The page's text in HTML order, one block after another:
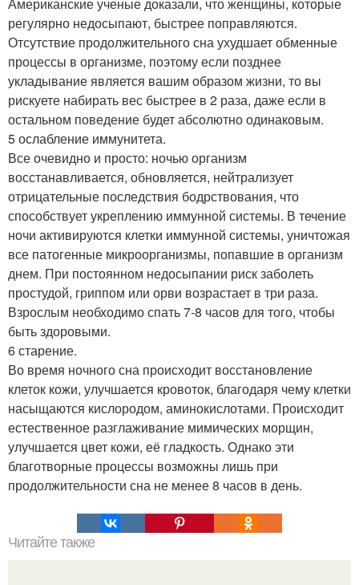
регулярно недосыпают, быстрее поправляются.
Отсутствие продолжительного сна ухудшает обменные
процессы в организме, поэтому если позднее
укладывание является вашим образом жизни, то вы
рискуете набирать вес быстрее в 2 раза, даже если в
остальном поведение будет абсолютно одинаковым.
5 ослабление иммунитета.
Все очевидно и просто: ночью организм
восстанавливается, обновляется, нейтрализует
отрицательные последствия бодрствования, что
способствует укреплению иммунной системы. В течение
ночи активируются клетки иммунной системы, уничтожая
все патогенные микроорганизмы, попавшие в организм
днем. При постоянном недосыпании риск заболеть
простудой, гриппом или орви возрастает в три раза.
Взрослым необходимо спать 7-8 часов для того, чтобы
быть здоровыми.
6 старение.
Во время ночного сна происходит восстановление
клеток кожи, улучшается кровоток, благодаря чему клетки
насыщаются кислородом, аминокислотами. Происходит
естественное разглаживание мимических морщин,
улучшается цвет кожи, её гладкость. Однако эти
благотворные процессы возможны лишь при
продолжительности сна не менее 8 часов в день.
Читайте также